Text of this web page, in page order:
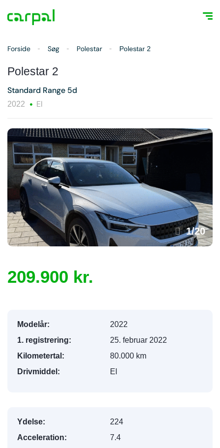
Forside Søg Polestar Polestar 2
Polestar 2
Standard Range 5d
2022 El
1/20
209.900 kr.
Modelår:
2022
1. registrering:
25. februar 2022
Kilometertal:
80.000 km
Drivmiddel:
El
Ydelse:
224
Acceleration:
7.4